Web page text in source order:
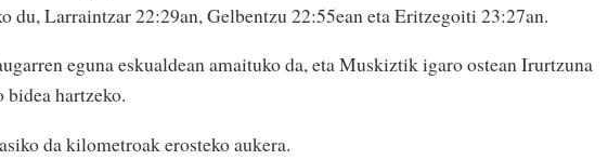
du, Larraintzar 22:29an, Gelbentzu 22:55ean eta Eritzegoiti 23:27an.
eguna eskualdean amaituko da, eta Muskiztik igaro ostean Irurtzuna
bidea hartzeko.
da kilometroak erosteko aukera.